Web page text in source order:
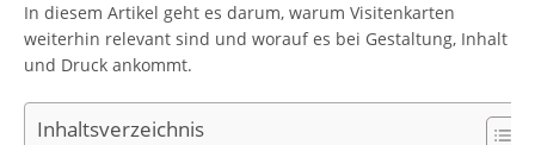
In diesem Artikel geht es darum, warum Visitenkarten
weiterhin relevant sind und worauf es bei Gestaltung, Inhalt
und Druck ankommt.
Inhaltsverzeichnis